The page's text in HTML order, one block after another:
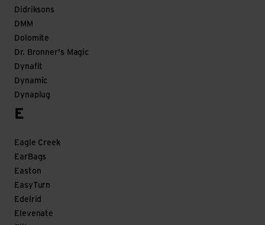
Didriksons
DMM
Dolomite
Dr. Bronner's Magic
Dynafit
Dynamic
Dynaplug
E
Eagle Creek
EarBags
Easton
EasyTurn
Edelrid
Elevenate